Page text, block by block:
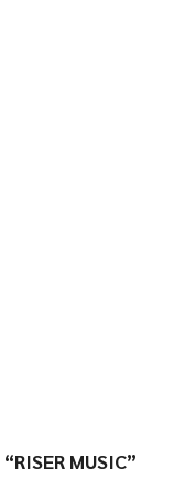
“RISER MUSIC”